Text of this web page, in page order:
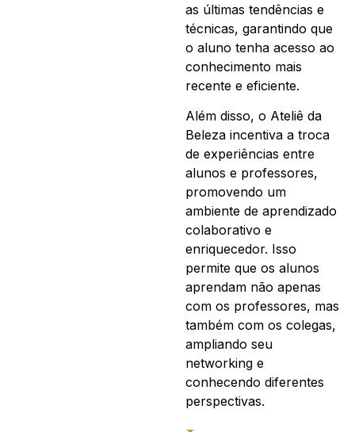
as últimas tendências e
técnicas, garantindo que
o aluno tenha acesso ao
conhecimento mais
recente e eficiente.
Além disso, o Ateliê da
Beleza incentiva a troca
de experiências entre
alunos e professores,
promovendo um
ambiente de aprendizado
colaborativo e
enriquecedor. Isso
permite que os alunos
aprendam não apenas
com os professores, mas
também com os colegas,
ampliando seu
networking e
conhecendo diferentes
perspectivas.